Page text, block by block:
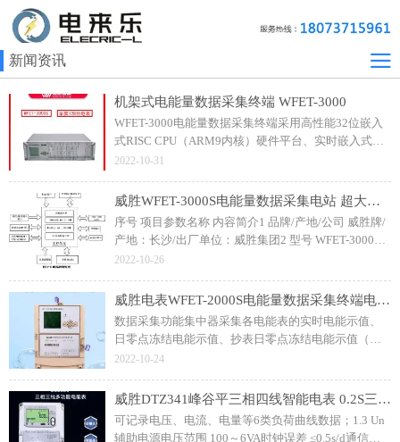
新闻资讯
机架式电能量数据采集终端 WFET-3000
WFET-3000电能量数据采集终端采用高性能32位嵌入
式RISC CPU（ARM9内核）硬件平台、实时嵌入式
LINUX操作系统软件平台、Ethernet/拨号MODEM/专
高端产品。
2022-10-31
威胜WFET-3000S电能量数据采集电站 超大容量终端电能量采集器
序号 项目参数名称 内容简介1 品牌/产地/公司 威胜牌/
产地：长沙/出厂单位：威胜集团2 型号 WFET-3000S3
属性 电能量数据采集终端4 标准 DL/T743-2001、
标准；
2022-10-26
威胜电表WFET-2000S电能量数据采集终端电能表管理终端
数据采集功能集中器采集各电能表的实时电能示值、
日零点冻结电能示值、抄表日零点冻结电能示值（如
电压、电流、功率、需量、有无功电量等各类参数数
表等工作状态。
2022-10-24
威胜DTZ341峰谷平三相四线智能电表 0.2S三相三线DSZ331智能电表
可记录电压、电流、电量等6类负荷曲线数据；1.3 Un
辅助电源电压范围 100～6VA时钟误差 ≤0.5s/d通信协